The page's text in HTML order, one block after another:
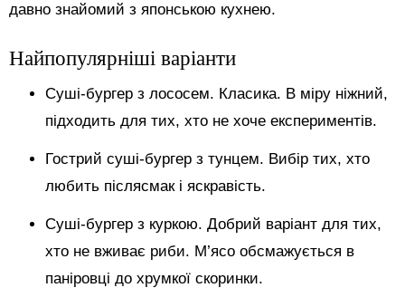
давно знайомий з японською кухнею.
Найпопулярніші варіанти
Суші-бургер з лососем. Класика. В міру ніжний,
підходить для тих, хто не хоче експериментів.
Гострий суші-бургер з тунцем. Вибір тих, хто
любить післясмак і яскравість.
Суші-бургер з куркою. Добрий варіант для тих,
хто не вживає риби. М’ясо обсмажується в
паніровці до хрумкої скоринки.